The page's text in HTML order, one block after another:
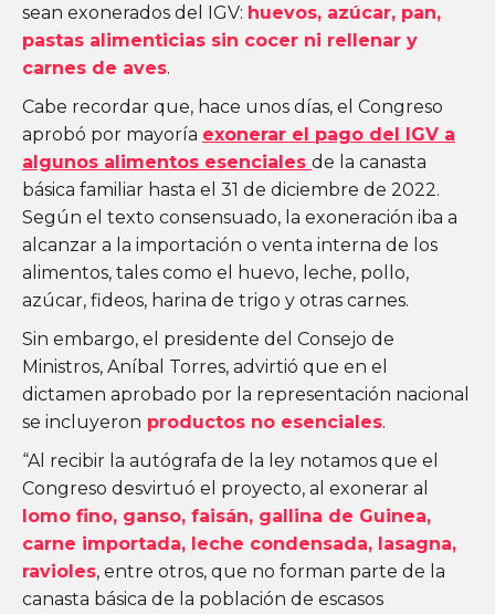
sean exonerados del IGV: huevos, azúcar, pan,
pastas alimenticias sin cocer ni rellenar y
carnes de aves.
Cabe recordar que, hace unos días, el Congreso
aprobó por mayoría exonerar el pago del IGV a
algunos alimentos esenciales de la canasta
básica familiar hasta el 31 de diciembre de 2022.
Según el texto consensuado, la exoneración iba a
alcanzar a la importación o venta interna de los
alimentos, tales como el huevo, leche, pollo,
azúcar, fideos, harina de trigo y otras carnes.
Sin embargo, el presidente del Consejo de
Ministros, Aníbal Torres, advirtió que en el
dictamen aprobado por la representación nacional
se incluyeron productos no esenciales.
“Al recibir la autógrafa de la ley notamos que el
Congreso desvirtuó el proyecto, al exonerar al
lomo fino, ganso, faisán, gallina de Guinea,
carne importada, leche condensada, lasagna,
ravioles, entre otros, que no forman parte de la
canasta básica de la población de escasos